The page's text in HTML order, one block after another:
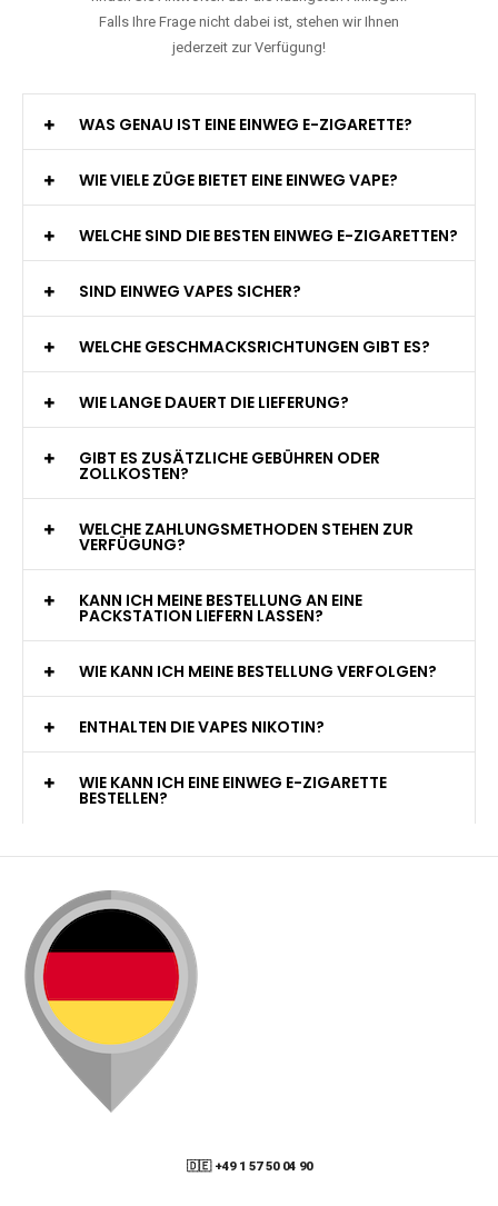
WIE VIELE ZÜGE BIETET EINE EINWEG VAPE?
WELCHE SIND DIE BESTEN EINWEG E-ZIGARETTEN?
SIND EINWEG VAPES SICHER?
WELCHE GESCHMACKSRICHTUNGEN GIBT ES?
WIE LANGE DAUERT DIE LIEFERUNG?
GIBT ES ZUSÄTZLICHE GEBÜHREN ODER
ZOLLKOSTEN?
WELCHE ZAHLUNGSMETHODEN STEHEN ZUR
VERFÜGUNG?
KANN ICH MEINE BESTELLUNG AN EINE
PACKSTATION LIEFERN LASSEN?
WIE KANN ICH MEINE BESTELLUNG VERFOLGEN?
ENTHALTEN DIE VAPES NIKOTIN?
WIE KANN ICH EINE EINWEG E-ZIGARETTE
BESTELLEN?